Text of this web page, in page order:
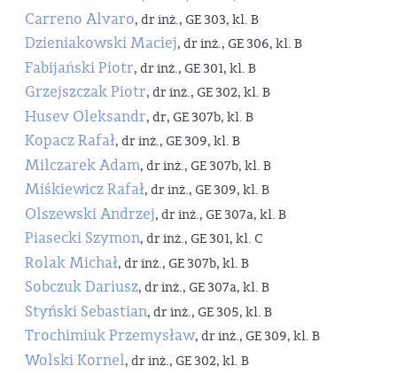
Carreno Alvaro, dr inż., GE 303, kl. B
Dzieniakowski Maciej, dr inż., GE 306, kl. B
Fabijański Piotr, dr inż., GE 301, kl. B
Grzejszczak Piotr, dr inż., GE 302, kl. B
Husev Oleksandr, dr, GE 307b, kl. B
Kopacz Rafał, dr inż., GE 309, kl. B
Milczarek Adam, dr inż., GE 307b, kl. B
Miśkiewicz Rafał, dr inż., GE 309, kl. B
Olszewski Andrzej, dr inż., GE 307a, kl. B
Piasecki Szymon, dr inż., GE 301, kl. C
Rolak Michał, dr inż., GE 307b, kl. B
Sobczuk Dariusz, dr inż., GE 307a, kl. B
Styński Sebastian, dr inż., GE 305, kl. B
Trochimiuk Przemysław, dr inż., GE 309, kl. B
Wolski Kornel, dr inż., GE 302, kl. B